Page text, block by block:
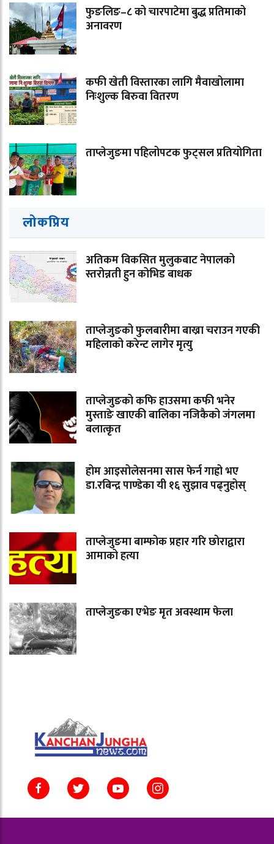
फुङलिङ–८ को चारपाटेमा बुद्ध प्रतिमाको
अनावरण
कफी खेती विस्तारका लागि मैवाखोलामा
निःशुल्क बिरुवा वितरण
ताप्लेजुङमा पहिलोपटक फुट्सल प्रतियोगिता
लोकप्रिय
अतिकम विकसित मुलुकबाट नेपालको
स्तरोन्नती हुन कोभिड बाधक
ताप्लेजुङको फुलबारीमा बाख्रा चराउन गएकी
महिलाको करेन्ट लागेर मृत्यु
ताप्लेजुङको कफि हाउसमा कफी भनेर
मुस्ताङे खाएकी बालिका नजिकैको जंगलमा
बलात्कृत
होम आइसोलेसनमा सास फेर्न गाह्रो भए
डा.रबिन्द्र पाण्डेका यी १६ सुझाव पढ्नुहोस्
ताप्लेजुङमा बाम्फोक प्रहार गरि छोराद्वारा
आमाको हत्या
ताप्लेजुङका एभेङ मृत अवस्थाम फेला